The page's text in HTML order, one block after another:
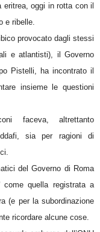
eritrea, oggi in rotta con il
e ribelle.
provocato dagli stessi
e atlantisti), il Governo
Pistelli, ha incontrato il
insieme le questioni
faceva, altrettanto
sia per ragioni di
del Governo di Roma
come quella registrata a
(e per la subordinazione
ricordare alcune cose.